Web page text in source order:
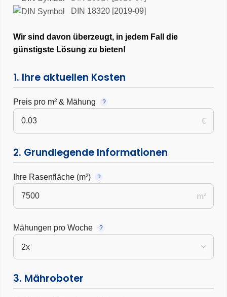
DIN 18320 [2019-09]
Wir sind davon überzeugt, in jedem Fall die
günstigste Lösung zu bieten!
1. Ihre aktuellen Kosten
Preis pro m² & Mähung ?
€
2. Grundlegende Informationen
Ihre Rasenfläche (m²) ?
m²
Mähungen pro Woche ?
3. Mähroboter